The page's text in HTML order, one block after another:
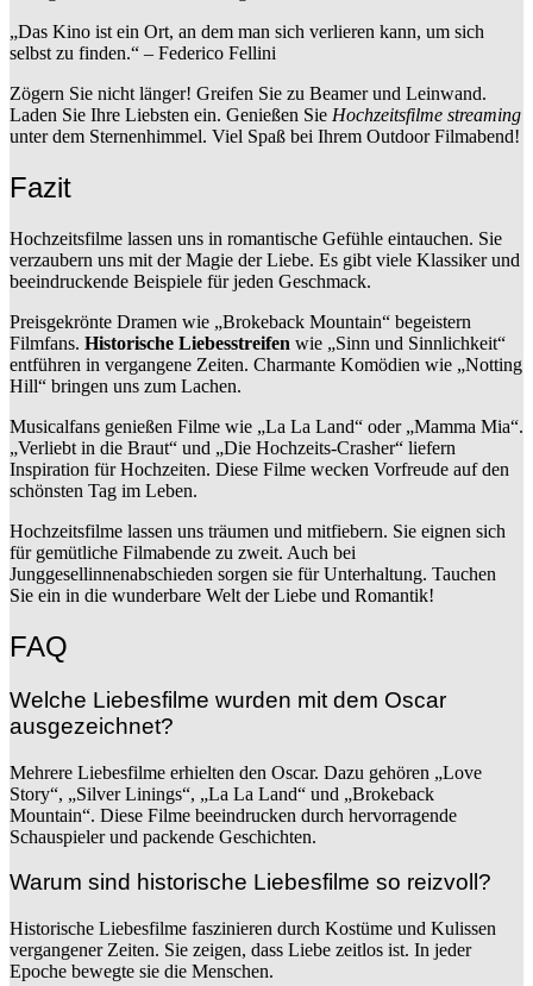
„Das Kino ist ein Ort, an dem man sich verlieren kann, um sich
selbst zu finden.“ – Federico Fellini
Zögern Sie nicht länger! Greifen Sie zu Beamer und Leinwand.
Laden Sie Ihre Liebsten ein. Genießen Sie Hochzeitsfilme streaming
unter dem Sternenhimmel. Viel Spaß bei Ihrem Outdoor Filmabend!
Fazit
Hochzeitsfilme lassen uns in romantische Gefühle eintauchen. Sie
verzaubern uns mit der Magie der Liebe. Es gibt viele Klassiker und
beeindruckende Beispiele für jeden Geschmack.
Preisgekrönte Dramen wie „Brokeback Mountain“ begeistern
Filmfans. Historische Liebesstreifen wie „Sinn und Sinnlichkeit“
entführen in vergangene Zeiten. Charmante Komödien wie „Notting
Hill“ bringen uns zum Lachen.
Musicalfans genießen Filme wie „La La Land“ oder „Mamma Mia“.
„Verliebt in die Braut“ und „Die Hochzeits-Crasher“ liefern
Inspiration für Hochzeiten. Diese Filme wecken Vorfreude auf den
schönsten Tag im Leben.
Hochzeitsfilme lassen uns träumen und mitfiebern. Sie eignen sich
für gemütliche Filmabende zu zweit. Auch bei
Junggesellinnenabschieden sorgen sie für Unterhaltung. Tauchen
Sie ein in die wunderbare Welt der Liebe und Romantik!
FAQ
Welche Liebesfilme wurden mit dem Oscar
ausgezeichnet?
Mehrere Liebesfilme erhielten den Oscar. Dazu gehören „Love
Story“, „Silver Linings“, „La La Land“ und „Brokeback
Mountain“. Diese Filme beeindrucken durch hervorragende
Schauspieler und packende Geschichten.
Warum sind historische Liebesfilme so reizvoll?
Historische Liebesfilme faszinieren durch Kostüme und Kulissen
vergangener Zeiten. Sie zeigen, dass Liebe zeitlos ist. In jeder
Epoche bewegte sie die Menschen.